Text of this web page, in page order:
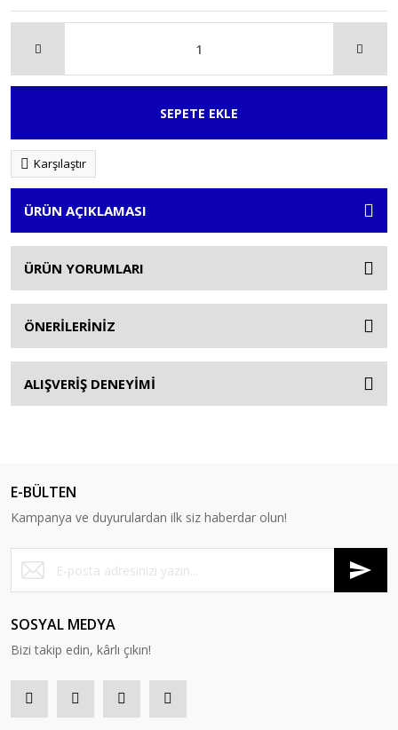
SEPETE EKLE
Karşılaştır
ÜRÜN AÇIKLAMASI
ÜRÜN YORUMLARI
ÖNERİLERİNİZ
ALIŞVERİŞ DENEYİMİ
E-BÜLTEN
Kampanya ve duyurulardan ilk siz haberdar olun!
SOSYAL MEDYA
Bizi takip edin, kârlı çıkın!